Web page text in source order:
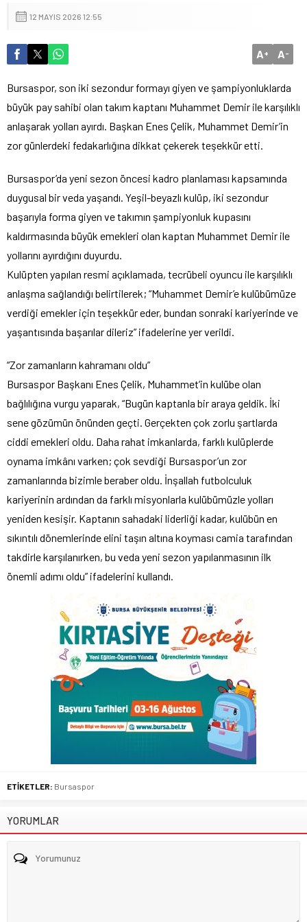
12 MAYIS 2026 12:55
A+ A-
Bursaspor, son iki sezondur formayı giyen ve şampiyonluklarda
büyük pay sahibi olan takım kaptanı Muhammet Demir ile karşılıklı
anlaşarak yolları ayırdı. Başkan Enes Çelik, Muhammet Demir’in
zor günlerdeki fedakarlığına dikkat çekerek teşekkür etti.
Bursaspor’da yeni sezon öncesi kadro planlaması kapsamında
duygusal bir veda yaşandı. Yeşil-beyazlı kulüp, iki sezondur
başarıyla forma giyen ve takımın şampiyonluk kupasını
kaldırmasında büyük emekleri olan kaptan Muhammet Demir ile
yollarını ayırdığını duyurdu.
Kulüpten yapılan resmi açıklamada, tecrübeli oyuncu ile karşılıklı
anlaşma sağlandığı belirtilerek; “Muhammet Demir’e kulübümüze
verdiği emekler için teşekkür eder, bundan sonraki kariyerinde ve
yaşantısında başarılar dileriz” ifadelerine yer verildi.
“Zor zamanların kahramanı oldu”
Bursaspor Başkanı Enes Çelik, Muhammet’in kulübe olan
bağlılığına vurgu yaparak, “Bugün kaptanla bir araya geldik. İki
sene gözümün önünden geçti. Gerçekten çok zorlu şartlarda
ciddi emekleri oldu. Daha rahat imkanlarda, farklı kulüplerde
oynama imkânı varken; çok sevdiği Bursaspor’un zor
zamanlarında bizimle beraber oldu. İnşallah futbolculuk
kariyerinin ardından da farklı misyonlarla kulübümüzle yolları
yeniden kesişir. Kaptanın sahadaki liderliği kadar, kulübün en
sıkıntılı dönemlerinde elini taşın altına koyması camia tarafından
takdirle karşılanırken, bu veda yeni sezon yapılanmasının ilk
önemli adımı oldu” ifadelerini kullandı.
ETİKETLER: Bursaspor
YORUMLAR